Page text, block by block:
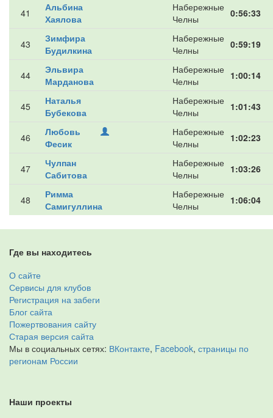
41
Альбина
Хаялова
Набережные
Челны
0:56:33
43
Зимфира
Будилкина
Набережные
Челны
0:59:19
44
Эльвира
Марданова
Набережные
Челны
1:00:14
45
Наталья
Бубекова
Набережные
Челны
1:01:43
46
Любовь
Фесик
Набережные
Челны
1:02:23
47
Чулпан
Сабитова
Набережные
Челны
1:03:26
48
Римма
Самигуллина
Набережные
Челны
1:06:04
Где вы находитесь
О сайте
Сервисы для клубов
Регистрация на забеги
Блог сайта
Пожертвования сайту
Старая версия сайта
Мы в социальных сетях: ВКонтакте, Facebook, страницы по
регионам России
Наши проекты